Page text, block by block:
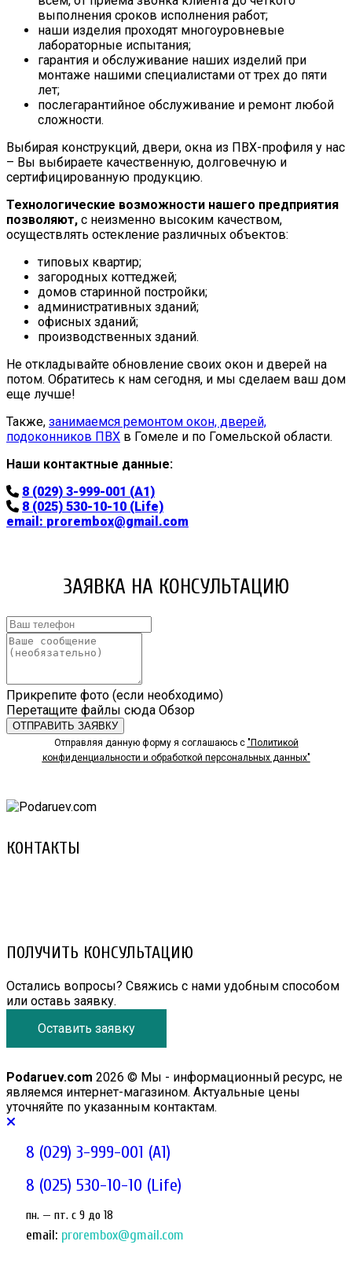
выполнения сроков исполнения работ;
наши изделия проходят многоуровневые
лабораторные испытания;
гарантия и обслуживание наших изделий при
монтаже нашими специалистами от трех до пяти
лет;
послегарантийное обслуживание и ремонт любой
сложности.
Выбирая конструкций, двери, окна из ПВХ-профиля у нас
– Вы выбираете качественную, долговечную и
сертифицированную продукцию.
Технологические возможности нашего предприятия
позволяют, с неизменно высоким качеством,
осуществлять остекление различных объектов:
типовых квартир;
загородных коттеджей;
домов старинной постройки;
административных зданий;
офисных зданий;
производственных зданий.
Не откладывайте обновление своих окон и дверей на
потом. Обратитесь к нам сегодня, и мы сделаем ваш дом
еще лучше!
Также, занимаемся ремонтом окон, дверей,
подоконников ПВХ в Гомеле и по Гомельской области.
Наши контактные данные:
8 (029) 3-999-001 (A1)
8 (025) 530-10-10 (Life)
email: prorembox@gmail.com
ЗАЯВКА НА КОНСУЛЬТАЦИЮ
Прикрепите фото (если необходимо)
Перетащите файлы сюда Обзор
ОТПРАВИТЬ ЗАЯВКУ
Отправляя данную форму я соглашаюсь с "Политикой
конфиденциальности и обработкой персональных данных"
КОНТАКТЫ
ПОЛУЧИТЬ КОНСУЛЬТАЦИЮ
Остались вопросы? Свяжись с нами удобным способом
или оставь заявку.
Оставить заявку
Podaruev.com 2026 © Мы - информационный ресурс, не
являемся интернет-магазином. Актуальные цены
уточняйте по указанным контактам.
8 (029) 3-999-001 (A1)
8 (025) 530-10-10 (Life)
пн. — пт. c 9 до 18
email: prorembox@gmail.com